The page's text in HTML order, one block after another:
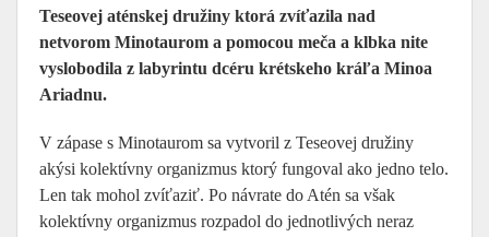
Teseovej aténskej družiny ktorá zvíťazila nad
netvorom Minotaurom a pomocou meča a klbka nite
vyslobodila z labyrintu dcéru krétskeho kráľa Minoa
Ariadnu.
V zápase s Minotaurom sa vytvoril z Teseovej družiny
akýsi kolektívny organizmus ktorý fungoval ako jedno telo.
Len tak mohol zvíťaziť. Po návrate do Atén sa však
kolektívny organizmus rozpadol do jednotlivých neraz